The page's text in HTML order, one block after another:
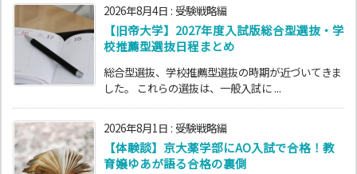
2026年8月4日 : 受験戦略編
【旧帝大学】2027年度入試版総合型選抜・学
校推薦型選抜日程まとめ
総合型選抜、学校推薦型選抜の時期が近づいてきま
した。 これらの選抜は、一般入試に ...
2026年8月1日 : 受験戦略編
【体験談】京大薬学部にAO入試で合格！教
育嬢ゆあが語る合格の裏側